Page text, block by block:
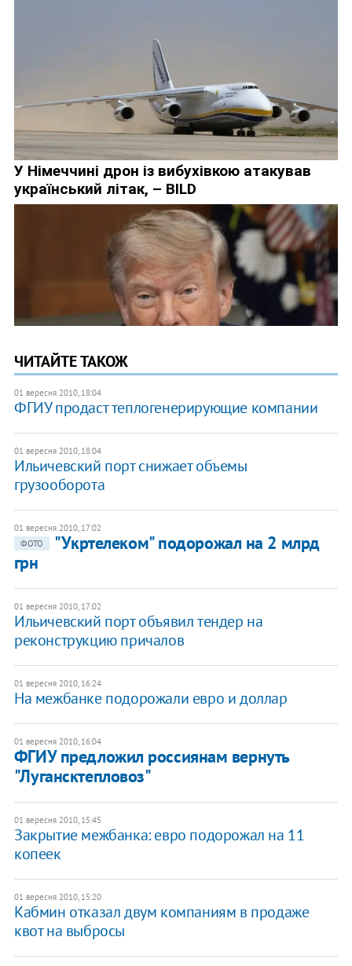
ЧИТАЙТЕ ТАКОЖ
01 вересня 2010, 18:04
ФГИУ продаст теплогенерирующие компании
01 вересня 2010, 18:04
Ильичевский порт снижает объемы
грузооборота
01 вересня 2010, 17:02
ФОТО
"Укртелеком" подорожал на 2 млрд
грн
01 вересня 2010, 17:02
Ильичевский порт объявил тендер на
реконструкцию причалов
01 вересня 2010, 16:24
На межбанке подорожали евро и доллар
01 вересня 2010, 16:04
ФГИУ предложил россиянам вернуть
"Лугансктепловоз"
01 вересня 2010, 15:45
Закрытие межбанка: евро подорожал на 11
копеек
01 вересня 2010, 15:20
Кабмин отказал двум компаниям в продаже
квот на выбросы